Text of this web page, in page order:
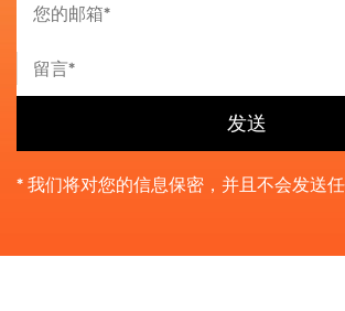
* 我们将对您的信息保密，并且不会发送任